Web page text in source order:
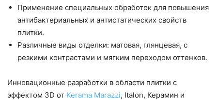
Применение специальных обработок для повышения
антибактериальных и антистатических свойств
плитки.
Различные виды отделки: матовая, глянцевая, с
резкими контрастами и мягким переходом оттенков.
Инновационные разработки в области плитки с
эффектом 3D от Kerama Marazzi, Italon, Керамин и